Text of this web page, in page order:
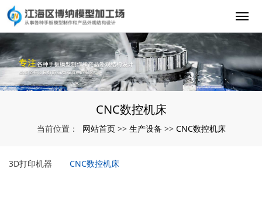
CNC数控机床
当前位置： 网站首页 >> 生产设备 >> CNC数控机床
3D打印机器 CNC数控机床